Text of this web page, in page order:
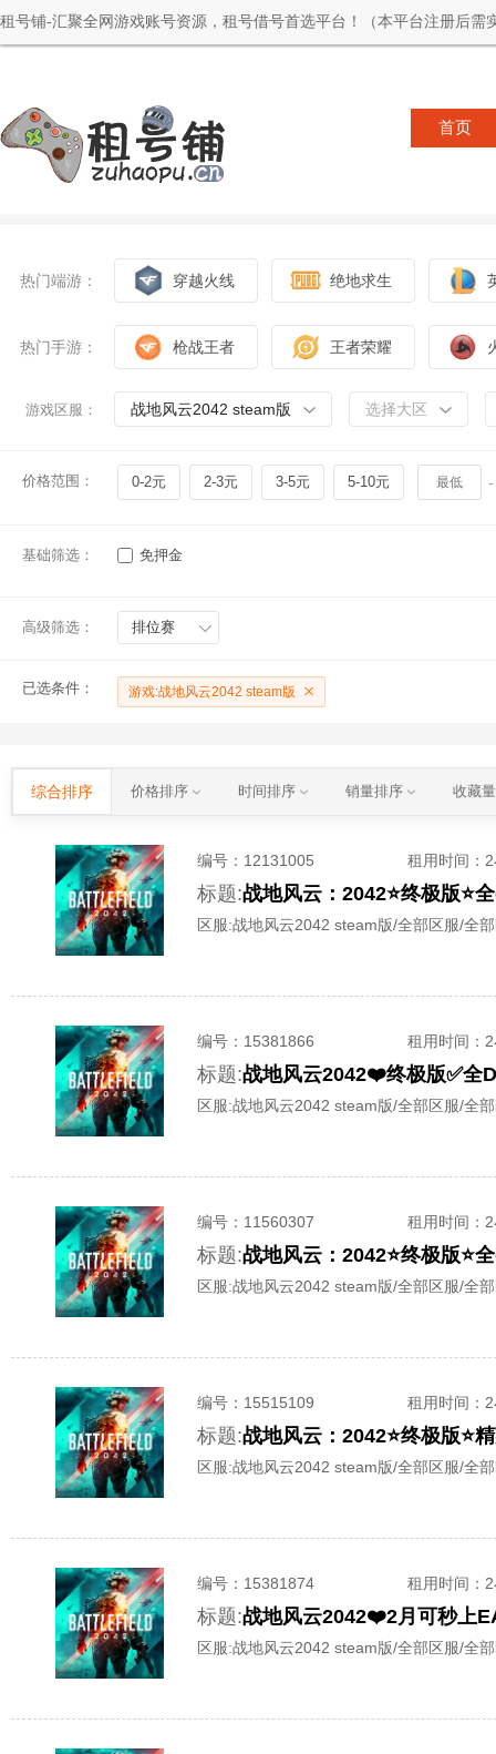
租号铺-汇聚全网游戏账号资源，租号借号首选平台！（本平台注册后需
首页
热门端游： 穿越火线 绝地求生
热门手游： 枪战王者 王者荣耀
游戏区服： 战地风云2042 steam版 选择大区
价格范围： 0-2元 2-3元 3-5元 5-10元 -
基础筛选： 免押金
高级筛选： 排位赛
已选条件： 游戏:战地风云2042 steam版
综合排序 价格排序 时间排序 销量排序 收藏
编号： 12131005 租用时间 ：
标题:战地风云：2042⭐终极版⭐
区服:战地风云2042 steam版/全部区服/全
编号： 15381866 租用时间 ：
标题:战地风云2042❤️终极版✅全
区服:战地风云2042 steam版/全部区服/全
编号： 11560307 租用时间 ：
标题:战地风云：2042⭐终极版⭐
区服:战地风云2042 steam版/全部区服/全
编号： 15515109 租用时间 ：
标题:战地风云：2042⭐终极版⭐
区服:战地风云2042 steam版/全部区服/全
编号： 15381874 租用时间 ：
标题:战地风云2042❤️2月可秒上
区服:战地风云2042 steam版/全部区服/全